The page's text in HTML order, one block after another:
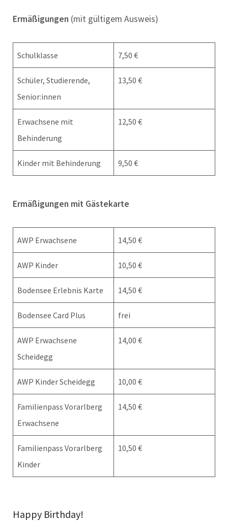
Ermäßigungen (mit gültigem Ausweis)
Schulklasse 7,50 €
Schüler, Studierende,
Senior:innen
13,50 €
Erwachsene mit
Behinderung
12,50 €
Kinder mit Behinderung 9,50 €
Ermäßigungen mit Gästekarte
AWP Erwachsene 14,50 €
AWP Kinder 10,50 €
Bodensee Erlebnis Karte 14,50 €
Bodensee Card Plus frei
AWP Erwachsene
Scheidegg
14,00 €
AWP Kinder Scheidegg 10,00 €
Familienpass Vorarlberg
Erwachsene
14,50 €
Familienpass Vorarlberg
Kinder
10,50 €
Happy Birthday!